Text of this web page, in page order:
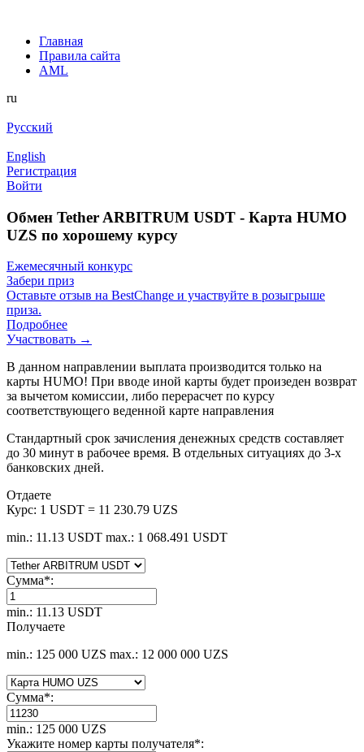
Главная
Правила сайта
AML
ru
Русский
English
Регистрация
Войти
Обмен Tether ARBITRUM USDT - Карта HUMO
UZS по хорошему курсу
Ежемесячный конкурс
Забери приз
Оставьте отзыв на BestChange и участвуйте в розыгрыше
приза.
Подробнее
Участвовать →
В данном направлении выплата производится только на
карты HUMO! При вводе иной карты будет произеден возврат
за вычетом комиссии, либо перерасчет по курсу
соответствующего веденной карте направления
Стандартный срок зачисления денежных средств составляет
до 30 минут в рабочее время. В отдельных ситуациях до 3-х
банковских дней.
Отдаете
Курс: 1 USDT = 11 230.79 UZS
min.: 11.13 USDT max.: 1 068.491 USDT
Сумма*:
min.: 11.13 USDT
Получаете
min.: 125 000 UZS max.: 12 000 000 UZS
Сумма*:
min.: 125 000 UZS
Укажите номер карты получателя*: